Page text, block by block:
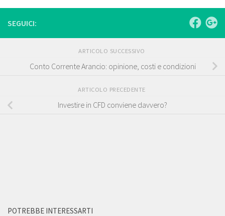
SEGUICI:
ARTICOLO SUCCESSIVO
Conto Corrente Arancio: opinione, costi e condizioni
ARTICOLO PRECEDENTE
Investire in CFD conviene davvero?
POTREBBE INTERESSARTI